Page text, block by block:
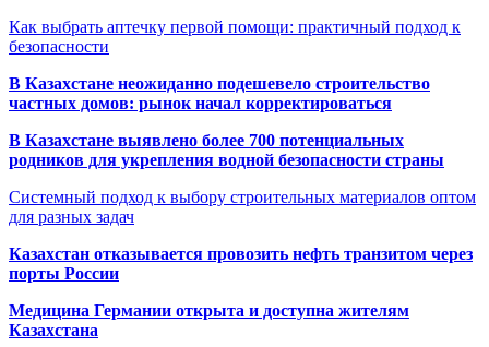
Как выбрать аптечку первой помощи: практичный подход к
безопасности
В Казахстане неожиданно подешевело строительство
частных домов: рынок начал корректироваться
В Казахстане выявлено более 700 потенциальных
родников для укрепления водной безопасности страны
Системный подход к выбору строительных материалов оптом
для разных задач
Казахстан отказывается провозить нефть транзитом через
порты России
Медицина Германии открыта и доступна жителям
Казахстана